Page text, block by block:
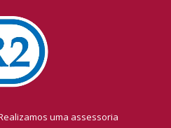
uma assessoria